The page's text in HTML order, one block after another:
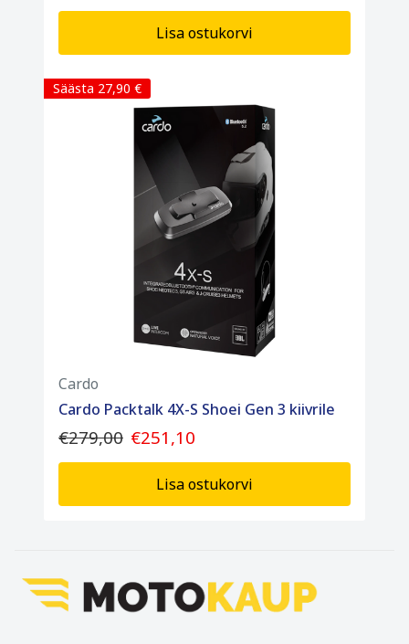
Lisa ostukorvi
Säästa 27,90 €
Cardo
Cardo Packtalk 4X-S Shoei Gen 3 kiivrile
€279,00 €251,10
Lisa ostukorvi